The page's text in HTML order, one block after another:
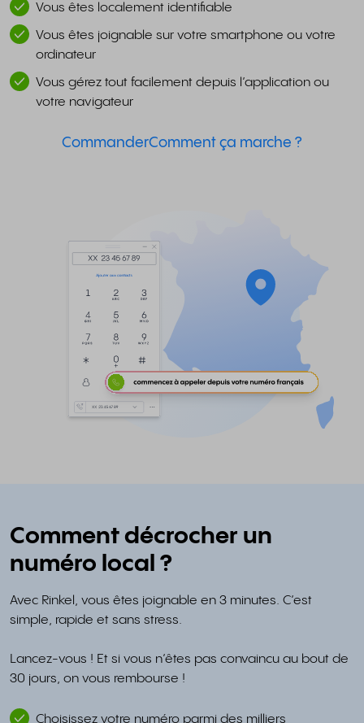
Vous êtes localement identifiable
Vous êtes joignable sur votre smartphone ou votre
ordinateur
Vous gérez tout facilement depuis l’application ou
votre navigateur
CommanderComment ça marche ?
Comment décrocher un
numéro local ?
Avec Rinkel, vous êtes joignable en 3 minutes. C’est
simple, rapide et sans stress.
Lancez-vous ! Et si vous n’êtes pas convaincu au bout de
30 jours, on vous rembourse !
Choisissez votre numéro parmi des milliers